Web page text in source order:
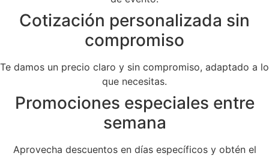
Cotización personalizada sin
compromiso
Te damos un precio claro y sin compromiso, adaptado a lo
que necesitas.
Promociones especiales entre
semana
Aprovecha descuentos en días específicos y obtén el